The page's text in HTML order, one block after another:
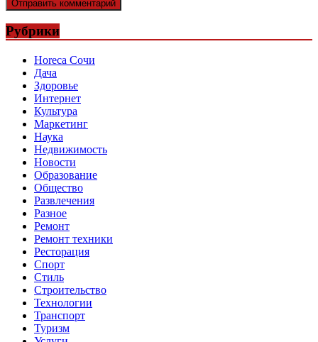
Рубрики
Horeca Сочи
Дача
Здоровье
Интернет
Культура
Маркетинг
Наука
Недвижимость
Новости
Образование
Общество
Развлечения
Разное
Ремонт
Ремонт техники
Ресторация
Спорт
Стиль
Строительство
Технологии
Транспорт
Туризм